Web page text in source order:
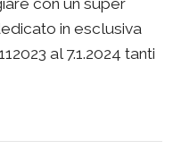
in esclusiva
al 7.1.2024 tanti